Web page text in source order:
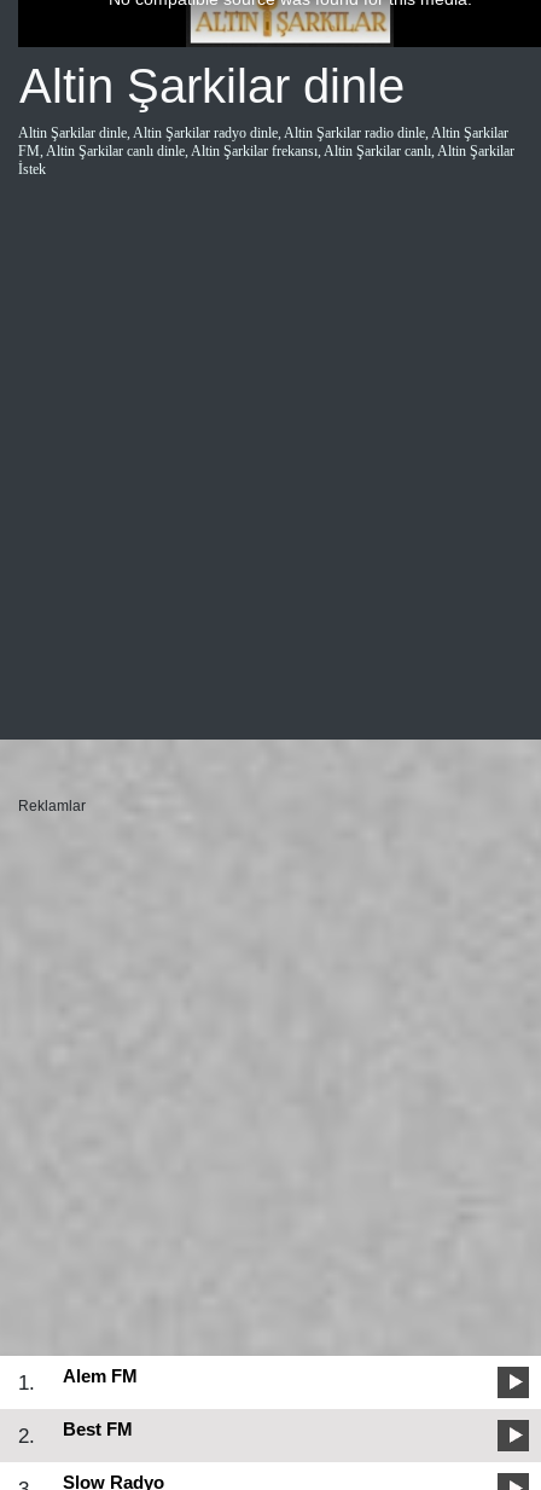
Altin Şarkilar dinle
Altin Şarkilar dinle, Altin Şarkilar radyo dinle, Altin Şarkilar radio dinle, Altin Şarkilar
FM, Altin Şarkilar canlı dinle, Altin Şarkilar frekansı, Altin Şarkilar canlı, Altin Şarkilar
İstek
Reklamlar
1. Alem FM
2. Best FM
Slow Radyo